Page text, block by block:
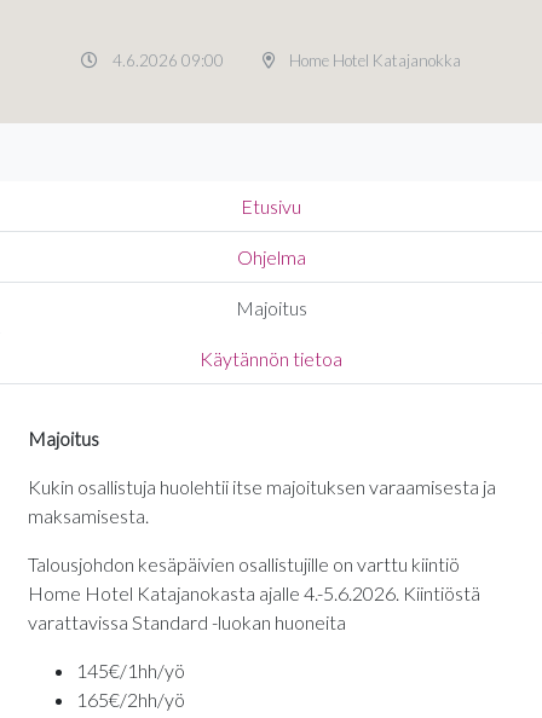
4.6.2026 09:00 Home Hotel Katajanokka
Etusivu
Ohjelma
Majoitus
Käytännön tietoa
Majoitus
Kukin osallistuja huolehtii itse majoituksen varaamisesta ja
maksamisesta.
Talousjohdon kesäpäivien osallistujille on varttu kiintiö
Home Hotel Katajanokasta ajalle 4.-5.6.2026. Kiintiöstä
varattavissa Standard -luokan huoneita
145€/1hh/yö
165€/2hh/yö